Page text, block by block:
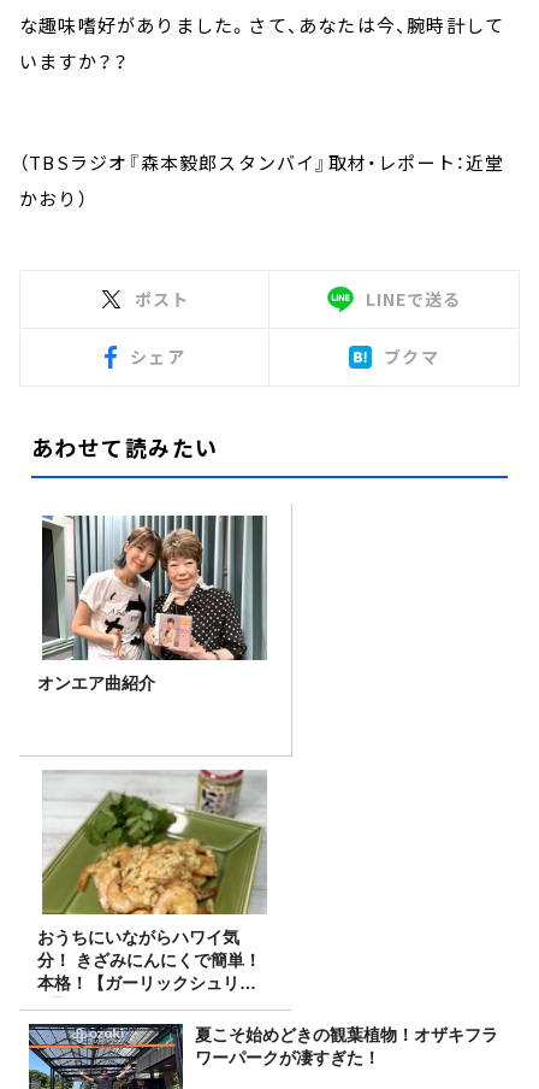
な趣味嗜好がありました。さて、あなたは今、腕時計して
いますか？？
（TBSラジオ『森本毅郎スタンバイ』取材・レポート：近堂
かおり）
ポスト LINEで送る
シェア ブクマ
あわせて読みたい
オンエア曲紹介
おうちにいながらハワイ気
分！ きざみにんにくで簡単！
本格！【ガーリックシュリン
プ】 桃屋のかんたんレシピ
夏こそ始めどきの観葉植物！オザキフラ
ワーパークが凄すぎた！